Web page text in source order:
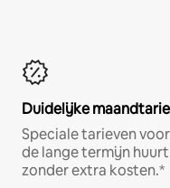
Duidelijke
Speciale tarieven
de lange termijn
zonder extra kosten.*